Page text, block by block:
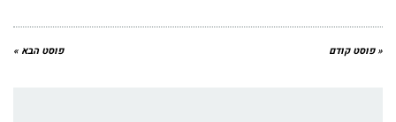
« פוסט קודם פוסט הבא »